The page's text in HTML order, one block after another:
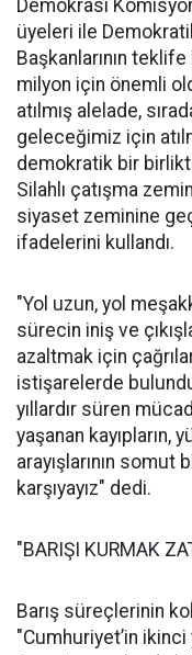
Demokrasi
üyeleri ile
Başkanlarının
milyon için önemli
atılmış alelade,
geleceğimiz için
demokratik bir
Silahlı çatışma
siyaset zeminine
ifadelerini kullandı.
"Yol uzun, yol
sürecin iniş ve
azaltmak için
istişarelerde
yıllardır süren
yaşanan kayıpların,
arayışlarının somut
karşıyayız" dedi.
"BARIŞI KURMAK
Barış süreçlerinin
"Cumhuriyet’in ikinci